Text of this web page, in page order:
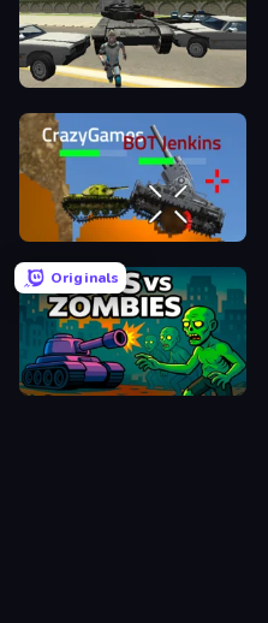
Gangster Vegas Grand City
Plated Glory
Originals
Guns vs Zombies